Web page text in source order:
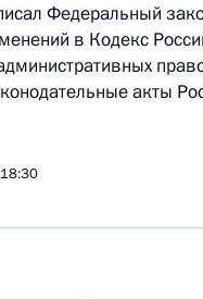
Федеральный
в Кодекс
акты
18:30